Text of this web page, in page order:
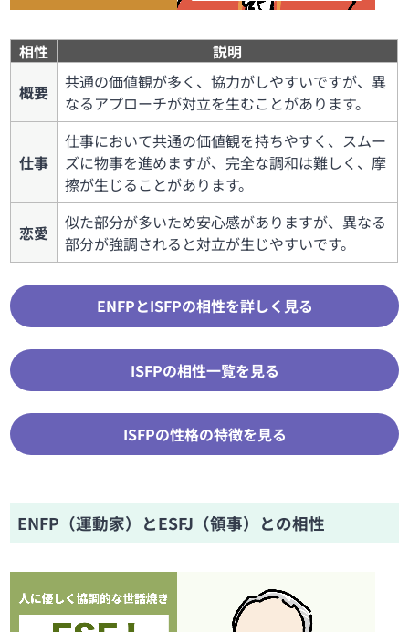
相性
説明
概要
共通の価値観が多く、協力がしやすいですが、異
なるアプローチが対立を生むことがあります。
仕事
仕事において共通の価値観を持ちやすく、スムー
ズに物事を進めますが、完全な調和は難しく、摩
擦が生じることがあります。
恋愛
似た部分が多いため安心感がありますが、異なる
部分が強調されると対立が生じやすいです。
ENFPとISFPの相性を詳しく見る
ISFPの相性一覧を見る
ISFPの性格の特徴を見る
ENFP（運動家）とESFJ（領事）との相性